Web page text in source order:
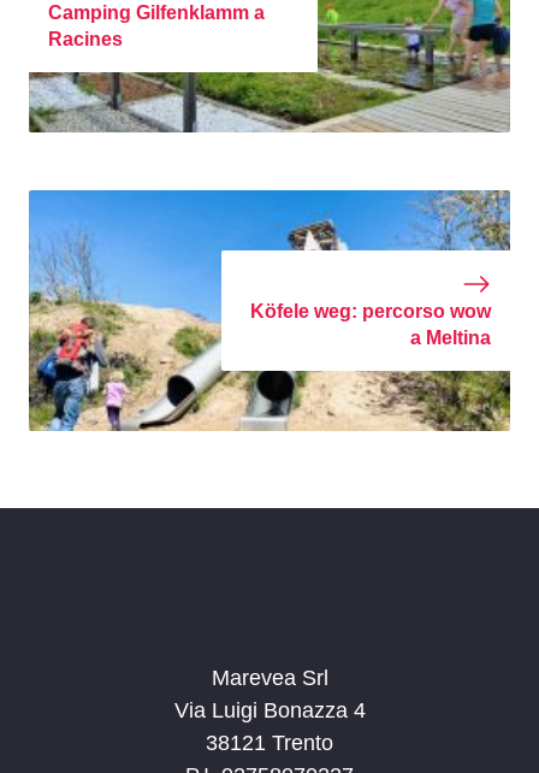
Camping Gilfenklamm a
Racines
Köfele weg: percorso wow
a Meltina
Marevea Srl
Via Luigi Bonazza 4
38121 Trento